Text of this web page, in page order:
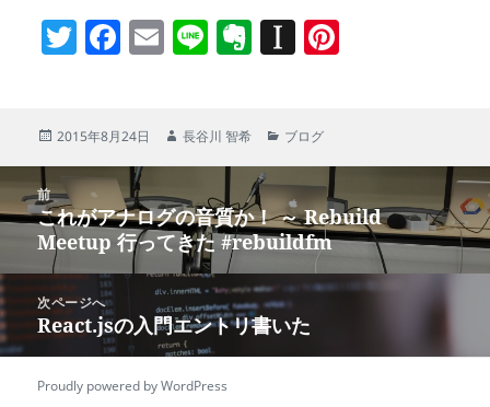
T
er
F
e
b
o
o
k
E
l
Li E
n
ot
e
In
p
a
p
er
st
投
2015年8月24日
作
長谷川 智希
カ
リ
ー
ブログ
投
稿
ビ
ゲ
ー
前
前
の
投
稿:
これがアナログの音質か！ ～ Rebuild
Meetup 行ってきた #rebuildfm
次ページへ
次
の
投
React.jsの入門エントリ書いた
Proudly powered by WordPress